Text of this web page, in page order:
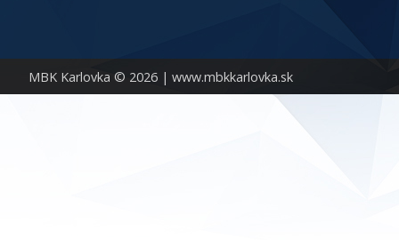
MBK Karlovka © 2026 | www.mbkkarlovka.sk